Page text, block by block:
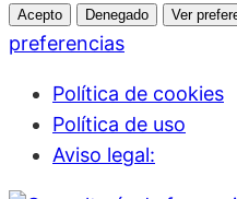
Acepto Denegado Ver
preferencias
Política de cookies
Política de uso
Aviso legal: